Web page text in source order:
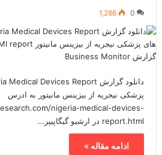
0
1,286
پزشکی نیجریه از بیزینس مانیتور به ادرس
nigeria-medical-devices-
report.html در ارشیو گیگاپیپر…
ادامه مقاله »